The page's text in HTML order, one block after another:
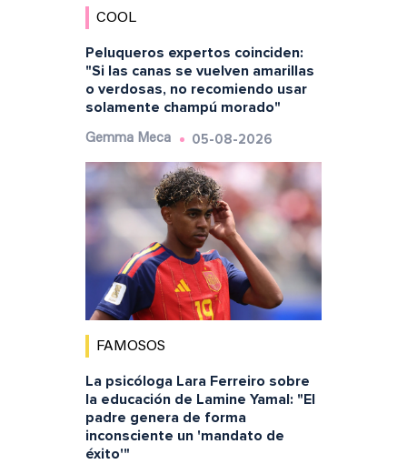
COOL
Peluqueros expertos coinciden:
"Si las canas se vuelven amarillas
o verdosas, no recomiendo usar
solamente champú morado"
Gemma Meca 05-08-2026
FAMOSOS
La psicóloga Lara Ferreiro sobre
la educación de Lamine Yamal: "El
padre genera de forma
inconsciente un 'mandato de
éxito'"